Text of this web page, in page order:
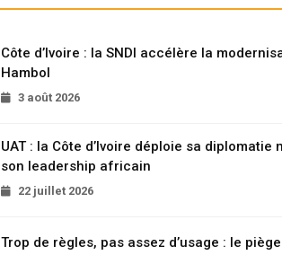
Côte d’Ivoire : la SNDI accélère la
Hambol
3 août 2026
UAT : la Côte d’Ivoire déploie sa
son leadership africain
22 juillet 2026
Trop de règles, pas assez d’usage : le